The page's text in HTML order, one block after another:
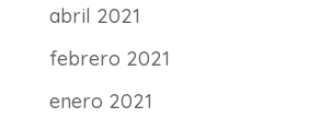
abril 2021
febrero 2021
enero 2021